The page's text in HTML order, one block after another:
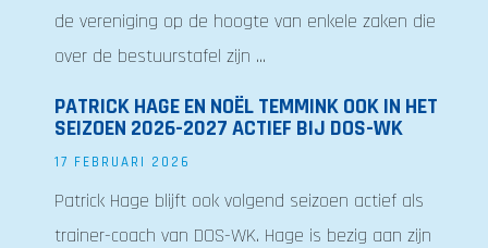
de vereniging op de hoogte van enkele zaken die
over de bestuurstafel zijn ...
PATRICK HAGE EN NOËL TEMMINK OOK IN HET
SEIZOEN 2026-2027 ACTIEF BIJ DOS-WK
17 FEBRUARI 2026
Patrick Hage blijft ook volgend seizoen actief als
trainer-coach van DOS-WK. Hage is bezig aan zijn